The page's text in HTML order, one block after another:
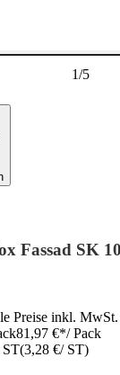
1/5
Fassad SK
Preise inkl. MwSt.
81,97 €*/ Pack
ST(3,28 €/ ST)